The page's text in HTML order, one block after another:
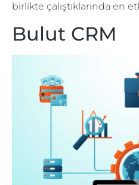
birlikte çalıştıklarında en
Bulut CRM